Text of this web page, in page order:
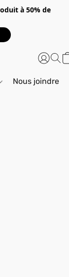
à 50% de
Nous joindre